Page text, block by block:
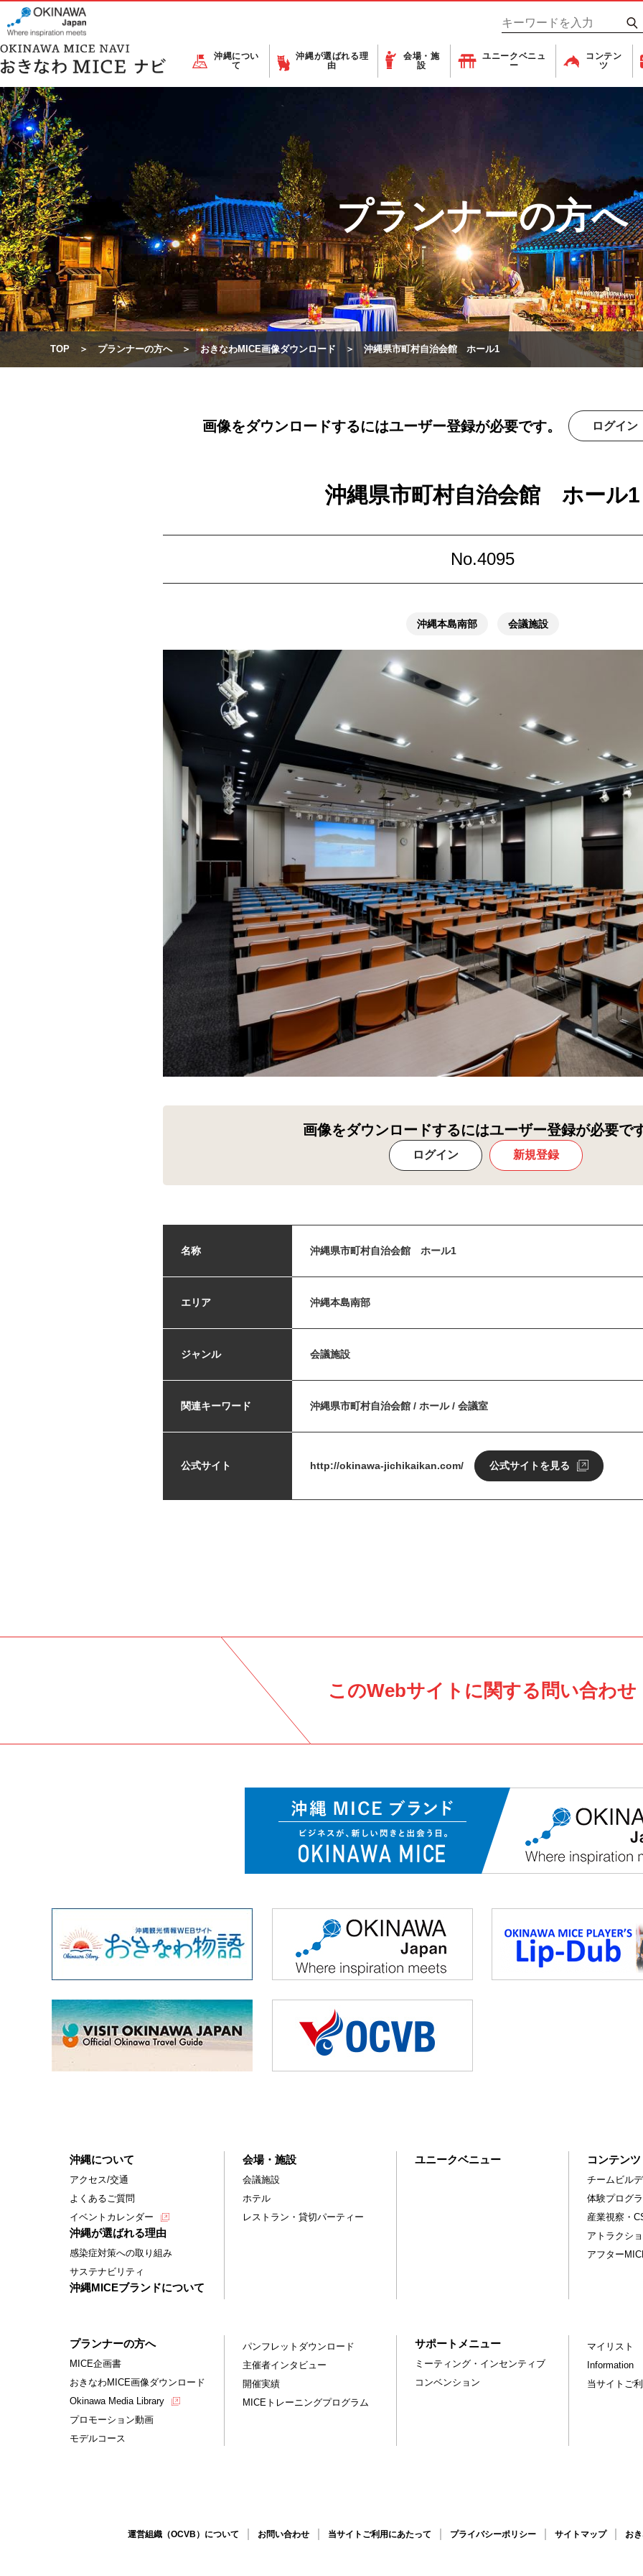
沖縄につい
て
沖縄が選ばれる理
由
会場・施
設
ユニークベニュ
ー
コンテン
ツ
プランナーの方へ
TOP プランナーの方へ おきなわMICE画像ダウンロード 沖縄県市町村自治会館 ホール1
画像をダウンロードするにはユーザー登録が必要です。 ログイン
沖縄県市町村自治会館 ホール1
No.4095
沖縄本島南部 会議施設
画像をダウンロードするにはユーザー登録が必要で
ログイン 新規登録
名称 沖縄県市町村自治会館 ホール1
エリア 沖縄本島南部
ジャンル 会議施設
関連キーワード 沖縄県市町村自治会館 / ホール / 会議室
公式サイト http://okinawa-jichikaikan.com/ 公式サイトを見る
このWebサイトに関する問い合わせ
沖縄について
アクセス/交通
よくあるご質問
イベントカレンダー
沖縄が選ばれる理由
感染症対策への取り組み
サステナビリティ
沖縄MICEブランドについて
会場・施設
会議施設
ホテル
レストラン・貸切パーティー
ユニークベニュー コンテンツ
チームビル
体験プログ
産業視察・
アトラクシ
アフター
プランナーの方へ
MICE企画書
おきなわMICE画像ダウンロード
Okinawa Media Library
プロモーション動画
モデルコース
パンフレットダウンロード
主催者インタビュー
開催実績
MICEトレーニングプログラム
サポートメニュー
ミーティング・インセンティブ
コンベンション
マイリスト
Information
当サイトご
運営組織（OCVB）について お問い合わせ 当サイトご利用にあたって プライバシーポリシー サイトマップ お